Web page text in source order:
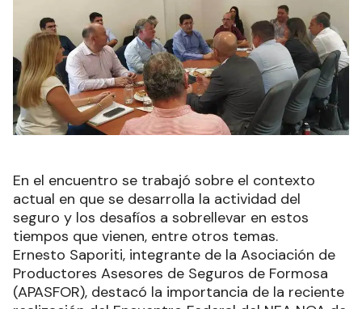
En el encuentro se trabajó sobre el contexto
actual en que se desarrolla la actividad del
seguro y los desafíos a sobrellevar en estos
tiempos que vienen, entre otros temas.
Ernesto Saporiti, integrante de la Asociación de
Productores Asesores de Seguros de Formosa
(APASFOR), destacó la importancia de la reciente